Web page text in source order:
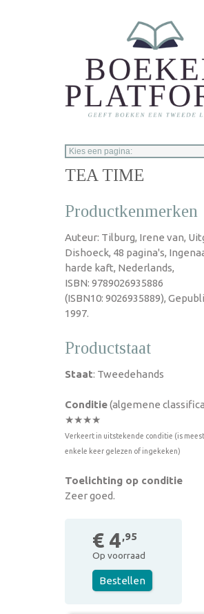
TEA TIME
Productkenmerken
Auteur: Tilburg, Irene van,
Dishoeck, 48 pagina's,
harde kaft, Nederlands,
ISBN: 9789026935886
(ISBN10: 9026935889),
1997.
Productstaat
Staat: Tweedehands
Conditie(algemene
★★★★
Verkeert in uitstekende conditie (is
enkele keer gelezen of ingekeken)
Toelichting op conditie
Zeer goed.
€ 4,95
Op voorraad
Bestellen